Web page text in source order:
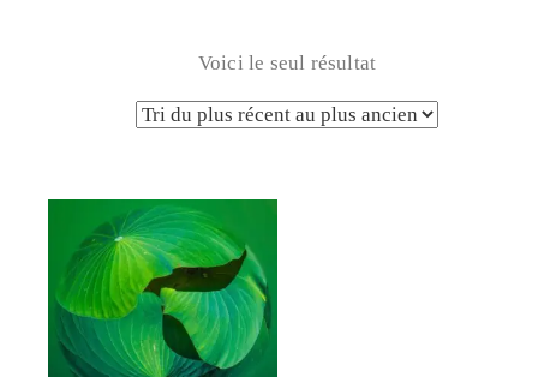
Voici le seul résultat